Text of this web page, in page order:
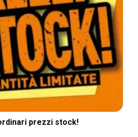
prezzi stock!